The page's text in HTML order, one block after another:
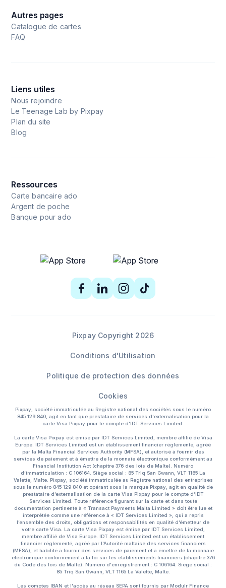
Autres pages
Catalogue de cartes
FAQ
Liens utiles
Nous rejoindre
Le Teenage Lab by Pixpay
Plan du site
Blog
Ressources
Carte bancaire ado
Argent de poche
Banque pour ado
Pixpay Copyright 2026
Conditions d'Utilisation
Politique de protection des données
Cookies
Pixpay, société immatriculée au Registre national des sociétés sous le numéro
845 129 840, agit en tant que prestataire de services d'externalisation pour la
carte Visa Pixpay pour le compte d'IDT Services Limited.
La carte Visa Pixpay est émise par IDT Services Limited, membre affilié de Visa
Europe. IDT Services Limited est un établissement financier réglementé, agréé
par la Malta Financial Services Authority (MFSA), et autorisé à fournir des
services de paiement et à émettre de la monnaie électronique conformément au
Financial Institution Act (chapitre 376 des lois de Malte). Numéro
d’immatriculation : C 106164. Siège social : 85 Triq San Gwann, VLT 1165 La
Valette, Malte. Pixpay, société immatriculée au Registre national des entreprises
sous le numéro 845 129 840 et opérant sous la marque Pixpay, agit en qualité de
prestataire d’externalisation de la carte Visa Pixpay pour le compte d’IDT
Services Limited. Toute référence figurant sur la carte et dans toute
documentation pertinente à « Transact Payments Malta Limited » doit être lue et
interprétée comme une référence à « IDT Services Limited », qui a repris
l’ensemble des droits, obligations et responsabilités en qualité d’émetteur de
votre carte Visa. La carte Visa Pixpay est émise par IDT Services Limited,
membre affilié de Visa Europe. IDT Services Limited est un établissement
financier réglementé, agréé par l'Autorité maltaise des services financiers
(MFSA), et habilité à fournir des services de paiement et à émettre de la monnaie
électronique conformément à la loi sur les établissements financiers (chapitre 376
du Code des lois de Malte). Numéro d'enregistrement : C 106164. Siège social :
85 Triq San Gwann, VLT 1165 La Valette, Malte.
Les comptes IBAN et l'accès au réseau SEPA sont fournis par Modulr Finance